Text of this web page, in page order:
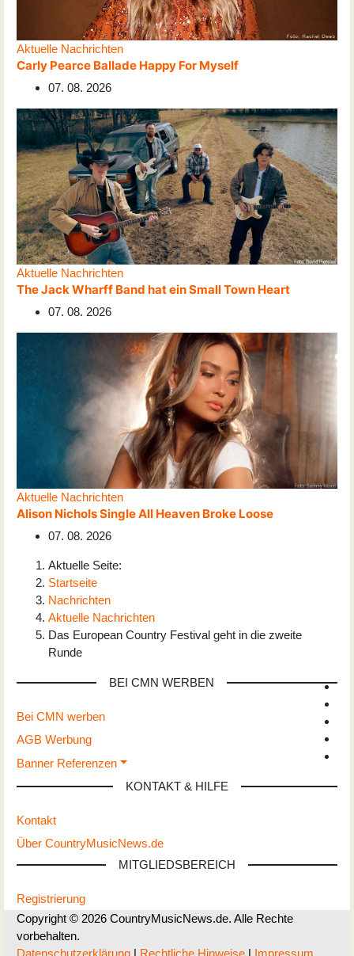
Aktuelle Nachrichten
Carly Pearce Ballade Happy For Myself
07. 08. 2026
Aktuelle Nachrichten
The Jack Wharff Band hat ein Small Town Heart
07. 08. 2026
Aktuelle Nachrichten
Alison Nichols Single All Heaven Broke Loose
07. 08. 2026
Aktuelle Seite:
Startseite
Nachrichten
Aktuelle Nachrichten
Das European Country Festival geht in die zweite
Runde
BEI CMN WERBEN
Bei CMN werben
AGB Werbung
Banner Referenzen
KONTAKT & HILFE
Kontakt
Über CountryMusicNews.de
MITGLIEDSBEREICH
Registrierung
Copyright © 2026 CountryMusicNews.de. Alle Rechte
vorbehalten.